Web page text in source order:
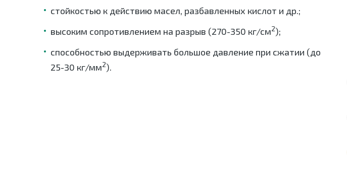
стойкостью к действию масел, разбавленных кислот и др.;
высоким сопротивлением на разрыв (270-350 кг/см2);
способностью выдерживать большое давление при сжатии (до
25-30 кг/мм2).